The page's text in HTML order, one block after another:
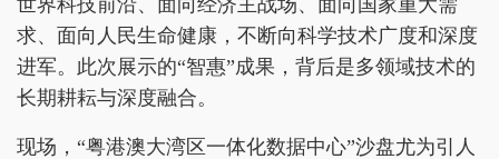
世界科技前沿、面向经济主战场、面向国家重大需
求、面向人民生命健康，不断向科学技术广度和深度
进军。此次展示的“智惠”成果，背后是多领域技术的
长期耕耘与深度融合。
现场，“粤港澳大湾区一体化数据中心”沙盘尤为引人